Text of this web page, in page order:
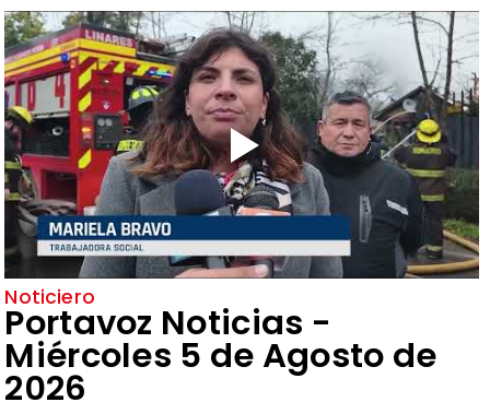
Noticiero
Portavoz Noticias -
Miércoles 5 de Agosto de
2026